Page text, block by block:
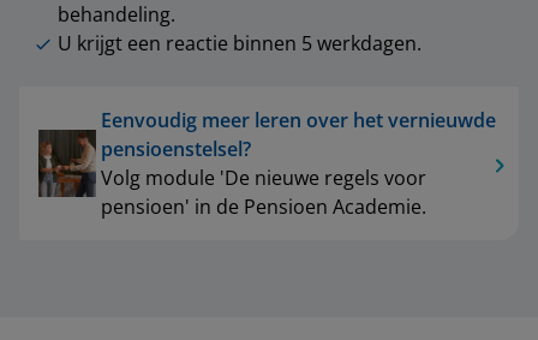
behandeling.
U krijgt een reactie binnen 5 werkdagen.
Eenvoudig meer leren over het vernieuwde
pensioenstelsel?
Volg module 'De nieuwe regels voor
pensioen' in de Pensioen Academie.